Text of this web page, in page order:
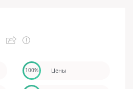
100% Цены